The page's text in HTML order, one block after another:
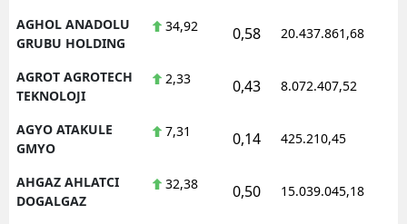
AGHOL ANADOLU
GRUBU HOLDING
34,92 0,58 20.437.861,68
AGROT AGROTECH
TEKNOLOJI
2,33 0,43 8.072.407,52
AGYO ATAKULE
GMYO
7,31 0,14 425.210,45
AHGAZ AHLATCI
DOGALGAZ
32,38 0,50 15.039.045,18